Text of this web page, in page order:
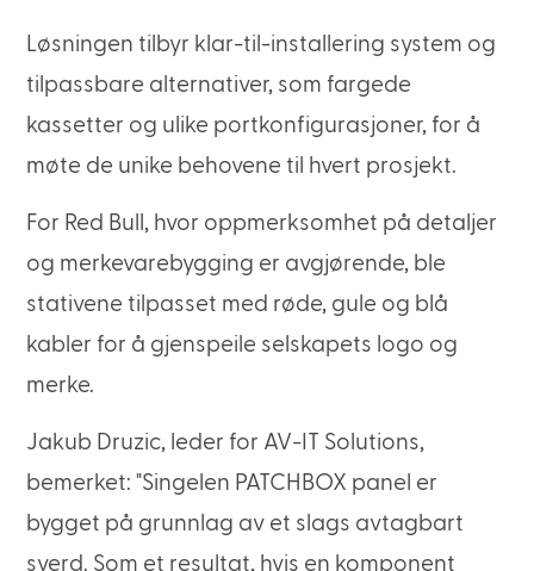
Løsningen tilbyr klar-til-installering system og
tilpassbare alternativer, som fargede
kassetter og ulike portkonfigurasjoner, for å
møte de unike behovene til hvert prosjekt.
For Red Bull, hvor oppmerksomhet på detaljer
og merkevarebygging er avgjørende, ble
stativene tilpasset med røde, gule og blå
kabler for å gjenspeile selskapets logo og
merke.
Jakub Druzic, leder for AV-IT Solutions,
bemerket: "Singelen PATCHBOX panel er
bygget på grunnlag av et slags avtagbart
sverd. Som et resultat, hvis en komponent